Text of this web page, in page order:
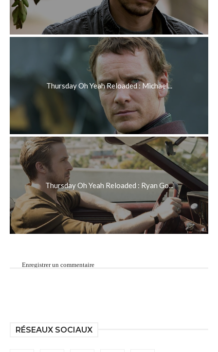
Thursday Oh Yeah Reloaded : Michael...
Thursday Oh Yeah Reloaded : Ryan Go...
Enregistrer un commentaire
RÉSEAUX SOCIAUX